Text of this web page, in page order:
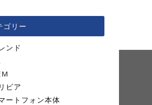
ゴリー
ンド
ビア
ートフォン本体